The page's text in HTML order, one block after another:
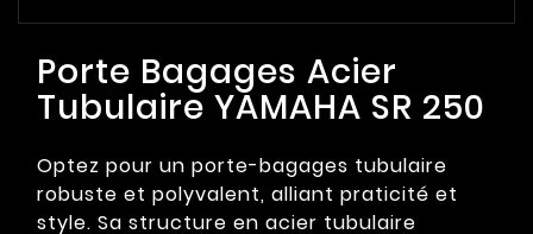
Porte Bagages Acier
Tubulaire YAMAHA SR 250
Optez pour un porte-bagages tubulaire
robuste et polyvalent, alliant praticité et
style. Sa structure en acier tubulaire